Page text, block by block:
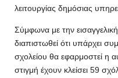
λειτουργίας δημόσιας
Σύμφωνα με την
διαπιστωθεί ότι υπάρχει
σχολείου θα εφαρμοστεί η
στιγμή έχουν κλείσει 59